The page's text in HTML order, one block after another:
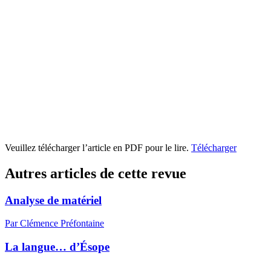
Veuillez télécharger l’article en PDF pour le lire. Télécharger
Autres articles de cette revue
Analyse de matériel
Par Clémence Préfontaine
La langue… d’Ésope